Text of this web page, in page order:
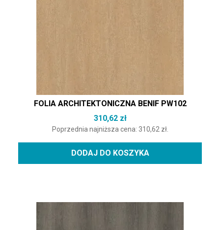
FOLIA ARCHITEKTONICZNA BENIF PW102
310,62 zł
Poprzednia najniższa cena: 310,62 zł.
DODAJ DO KOSZYKA